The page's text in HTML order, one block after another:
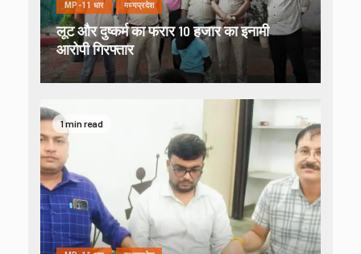
MP-11 धार मध्यप्रदेश
लूट और दुष्कर्म का फरार 10 हजार का इनामी
आरोपी गिरफ्तार
1 min read